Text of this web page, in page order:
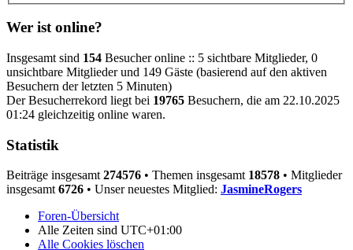
Wer ist online?
Insgesamt sind 154 Besucher online :: 5 sichtbare Mitglieder, 0
unsichtbare Mitglieder und 149 Gäste (basierend auf den aktiven
Besuchern der letzten 5 Minuten)
Der Besucherrekord liegt bei 19765 Besuchern, die am 22.10.2025
01:24 gleichzeitig online waren.
Statistik
Beiträge insgesamt 274576 • Themen insgesamt 18578 • Mitglieder
insgesamt 6726 • Unser neuestes Mitglied: JasmineRogers
Foren-Übersicht
Alle Zeiten sind UTC+01:00
Alle Cookies löschen